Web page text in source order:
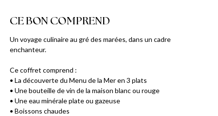
CE BON COMPREND
Un voyage culinaire au gré des marées, dans un cadre
enchanteur.
Ce coffret comprend :
• La découverte du Menu de la Mer en 3 plats
• Une bouteille de vin de la maison blanc ou rouge
• Une eau minérale plate ou gazeuse
• Boissons chaudes